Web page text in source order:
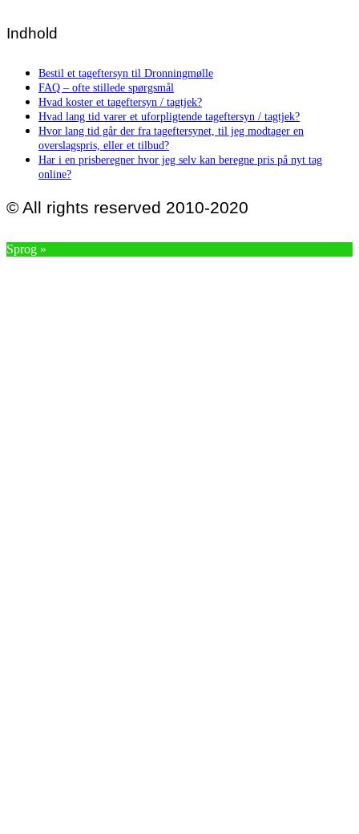
Indhold
Bestil et tageftersyn til Dronningmølle
FAQ – ofte stillede spørgsmål
Hvad koster et tageftersyn / tagtjek?
Hvad lang tid varer et uforpligtende tageftersyn / tagtjek?
Hvor lang tid går der fra tageftersynet, til jeg modtager en
overslagspris, eller et tilbud?
Har i en prisberegner hvor jeg selv kan beregne pris på nyt tag
online?
© All rights reserved 2010-2020
Sprog »